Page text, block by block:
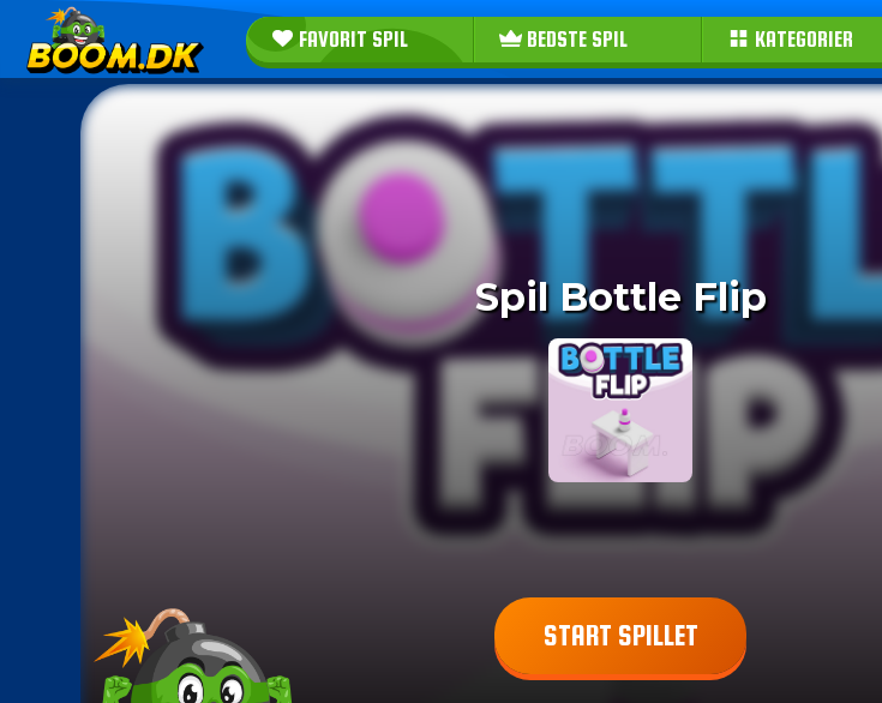
FAVORIT SPIL BEDSTE SPIL KATEGORIER
Spil Bottle Flip
START SPILLET